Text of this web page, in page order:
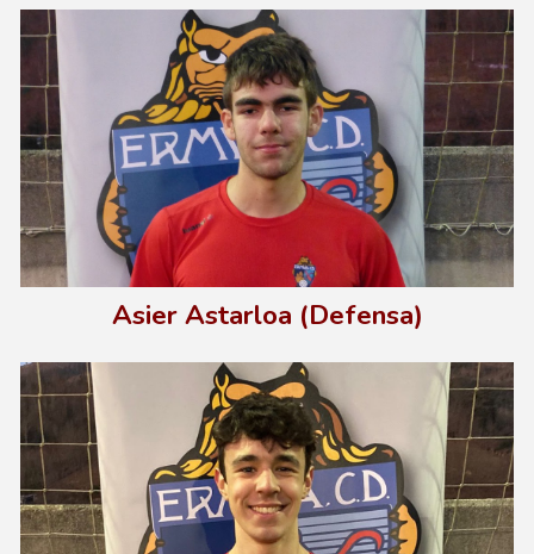
Asier Astarloa (Defensa)